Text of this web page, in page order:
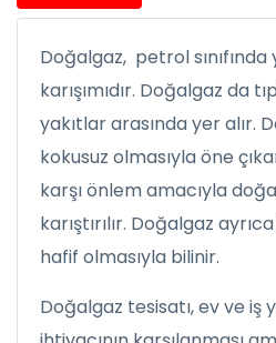
Doğalgaz, petrol
karışımıdır. Doğalgaz da
yakıtlar arasında yer alır.
kokusuz olmasıyla öne
karşı önlem amacıyla
karıştırılır. Doğalgaz
hafif olmasıyla bilinir.
Doğalgaz tesisatı, ev ve iş